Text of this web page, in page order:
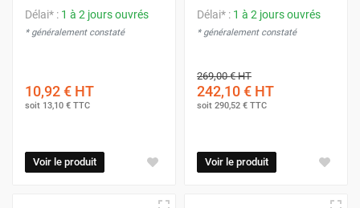
Délai* : 1 à 2 jours ouvrés
* généralement constaté
10,92 € HT
soit 13,10 € TTC
Voir le produit
Délai* : 1 à 2 jours ouvrés
* généralement constaté
269,00 €HT
242,10 € HT
soit 290,52 € TTC
Voir le produit